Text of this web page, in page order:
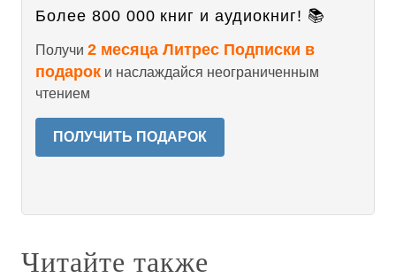
Более 800 000 книг и аудиокниг! 📚
Получи 2 месяца Литрес Подписки в
подарок и наслаждайся неограниченным
чтением
ПОЛУЧИТЬ ПОДАРОК
Читайте также